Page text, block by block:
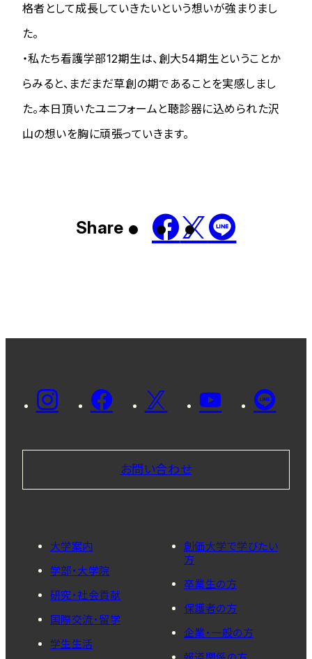
格者として成長していきたいという想いが強まりまし
た。
・私たち看護学部12期生は、創大54期生ということか
らみると、まだまだ草創の期であることを実感しまし
た。本日頂いたユニフォームと聴診器に込められた沢
山の想いを胸に頑張っていきます。
Share
お問い合わせ
大学案内
学部・大学院
研究・社会貢献
国際交流・留学
学生生活
創価大学で学びたい
方
卒業生の方
保護者の方
企業・一般の方